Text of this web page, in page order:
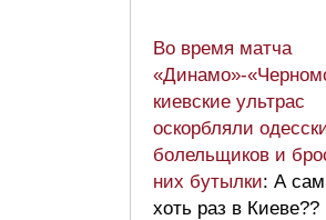
Во время матча
«Динамо»-
киевские ультрас
оскорбляли
болельщиков и
них бутылки: А
хоть раз в Киеве??